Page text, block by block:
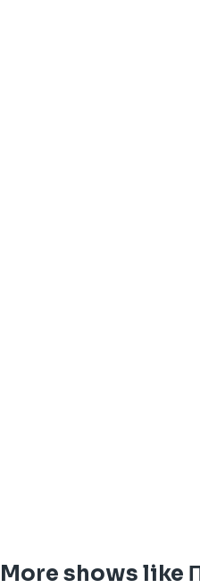
More shows like